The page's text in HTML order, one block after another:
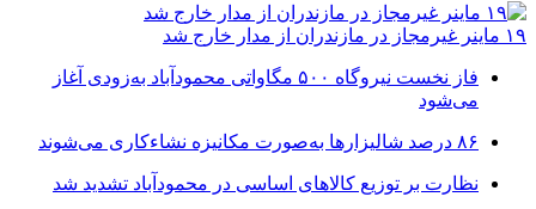
۱۹ ماینر غیرمجاز در مازندران از مدار خارج شد
فاز نخست نیروگاه ۵۰۰ مگاواتی محمودآباد به‌زودی آغاز
می‌شود
۸۶ درصد شالیزارها به‌صورت مکانیزه نشاءکاری می‌شوند
نظارت بر توزیع کالا‌های اساسی در محمودآباد تشدید شد